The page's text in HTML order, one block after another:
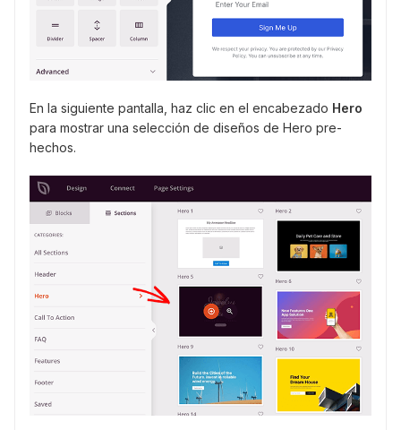
En la siguiente pantalla, haz clic en el encabezado Hero
para mostrar una selección de diseños de Hero pre-
hechos.